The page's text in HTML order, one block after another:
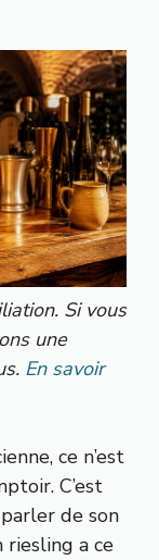
Si vous
une
En savoir
ce n’est
C’est
de son
a ce